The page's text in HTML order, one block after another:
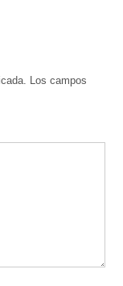
Los campos